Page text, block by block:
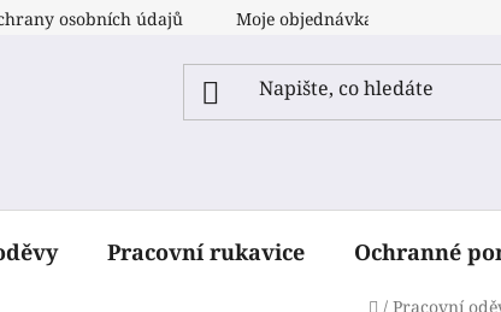
osobních údajů Moje objednávka
Pracovní rukavice Ochranné
Domů
/ Pracovní